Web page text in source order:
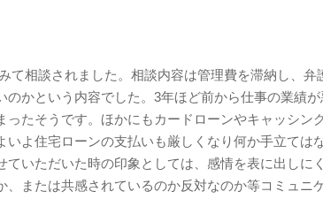
て相談されました。相談内容は管理費を滞納し、弁
かという内容でした。 3年ほど前から仕事の業績
たそうです。ほかにもカードローンやキャッシン
いよ住宅ローンの支払いも厳しくなり何か手立ては
いただいた時の印象としては、感情を表に出しに
または共感されているのか反対なのか等コミュニ